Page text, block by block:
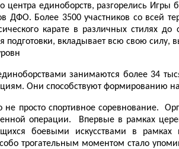
центра единоборств, разгорелись
ДФО. Более 3500 участников со всей
карате в различных стилях
подготовки, вкладывает всю свою
занимаются более 34
Они способствуют формированию
не просто спортивное соревнование.
операции. Впервые в рамках
боевыми искусствами в
трогательным моментом стало